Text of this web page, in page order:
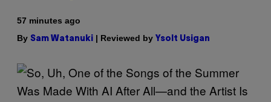
57 minutes ago
By Sam Watanuki | Reviewed by Ysolt Usigan